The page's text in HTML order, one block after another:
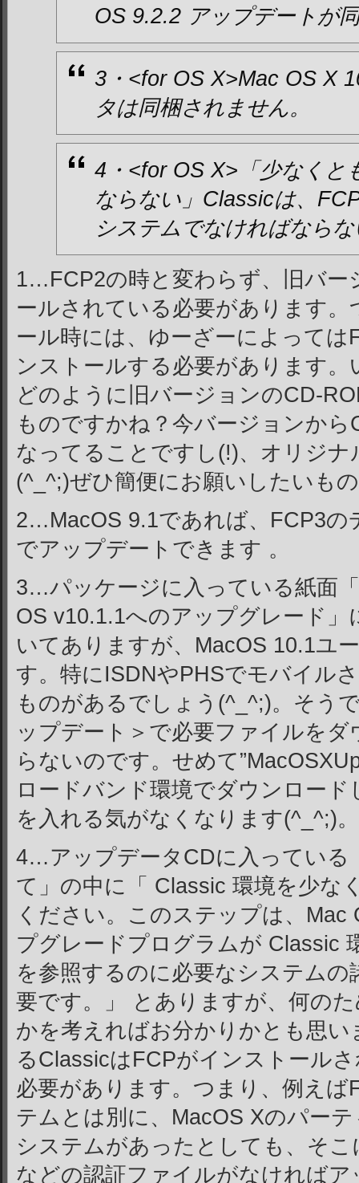
OS 9.2.2 アップデートが
3・<for OS X>Mac OS X
タは同梱されません。
4・<for OS X>「少なくと
ならない」Classicは、
システムでなければなら
1…FCP2の時と変わらず、旧バー
ールされている必要があります
ール時には、ゆーざーによって
ンストールする必要があります。
どのように旧バージョンのCD-
ものですかね？今バージョンか
なってることですし(!)、オリジナ
(^_^;)ぜひ簡便にお願いしたいも
2…MacOS 9.1であれば、FCP3の
でアップデートできます 。
3…パッケージに入っている紙面
OS v10.1.1へのアップグレード」
いてありますが、MacOS 10.1ユ
す。特にISDNやPHSでモバイル
ものがあるでしょう(^_^;)。そう
ップデート＞で必要ファイルを
らないのです。せめて
ロードバンド環境でダウンロー
を入れる気がなくなります(^_^;)。
4…アップデータCDに入っている
て」の中に「 Classic 環境を少な
ください。このステップは、Mac
プグレードプログラムが Classic
を参照するのに必要なシステム
要です。」 とありますが、何の
かを考えればお分かりかとも思
るClassicはFCPがインストール
必要があります。つまり、例え
テムとは別に、MacOS Xのパー
システムがあったとしても、そ
などの認証ファイルがなければ